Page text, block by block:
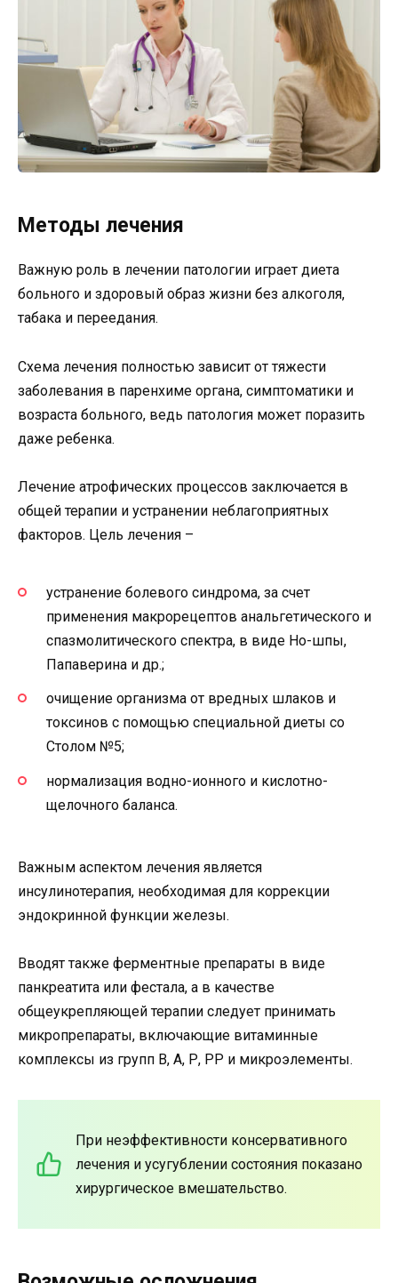
Методы лечения
Важную роль в лечении патологии играет диета
больного и здоровый образ жизни без алкоголя,
табака и переедания.
Схема лечения полностью зависит от тяжести
заболевания в паренхиме органа, симптоматики и
возраста больного, ведь патология может поразить
даже ребенка.
Лечение атрофических процессов заключается в
общей терапии и устранении неблагоприятных
факторов. Цель лечения –
устранение болевого синдрома, за счет
применения макрорецептов анальгетического и
спазмолитического спектра, в виде Но-шпы,
Папаверина и др.;
очищение организма от вредных шлаков и
токсинов с помощью специальной диеты со
Столом №5;
нормализация водно-ионного и кислотно-
щелочного баланса.
Важным аспектом лечения является
инсулинотерапия, необходимая для коррекции
эндокринной функции железы.
Вводят также ферментные препараты в виде
панкреатита или фестала, а в качестве
общеукрепляющей терапии следует принимать
микропрепараты, включающие витаминные
комплексы из групп В, А, Р, РР и микроэлементы.
При неэффективности консервативного
лечения и усугублении состояния показано
хирургическое вмешательство.